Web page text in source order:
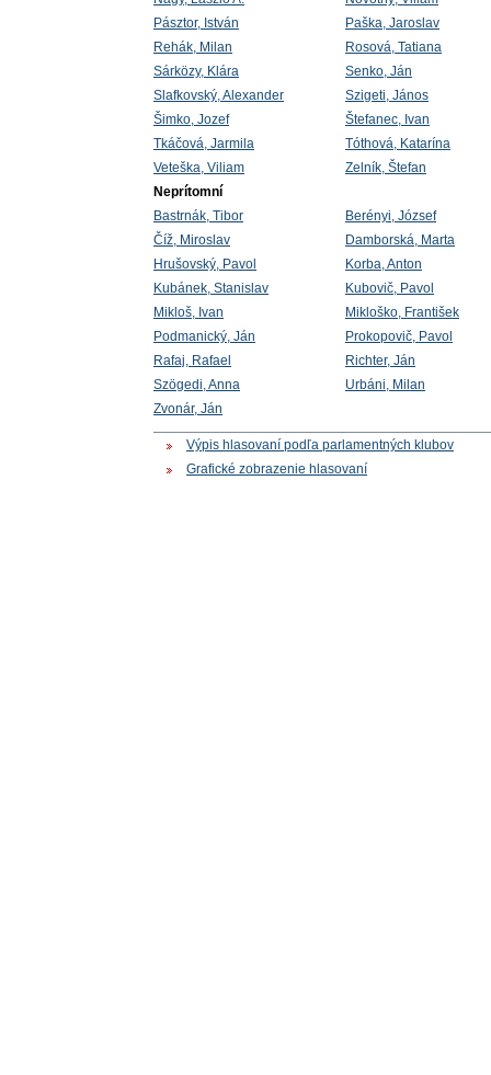
Pásztor, István
Paška, Jaroslav
Rehák, Milan
Rosová, Tatiana
Sárközy, Klára
Senko, Ján
Slafkovský, Alexander
Szigeti, János
Šimko, Jozef
Štefanec, Ivan
Tkáčová, Jarmila
Tóthová, Katarína
Veteška, Viliam
Zelník, Štefan
Neprítomní
Bastrnák, Tibor
Berényi, József
Číž, Miroslav
Damborská, Marta
Hrušovský, Pavol
Korba, Anton
Kubánek, Stanislav
Kubovič, Pavol
Mikloš, Ivan
Mikloško, František
Podmanický, Ján
Prokopovič, Pavol
Rafaj, Rafael
Richter, Ján
Szögedi, Anna
Urbáni, Milan
Zvonár, Ján
Výpis hlasovaní podľa parlamentných klubov
Grafické zobrazenie hlasovaní